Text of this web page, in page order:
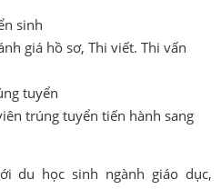
sinh
giá hồ sơ, Thi viết. Thi vấn
tuyển
trúng tuyển tiến hành sang
du học sinh ngành giáo dục,